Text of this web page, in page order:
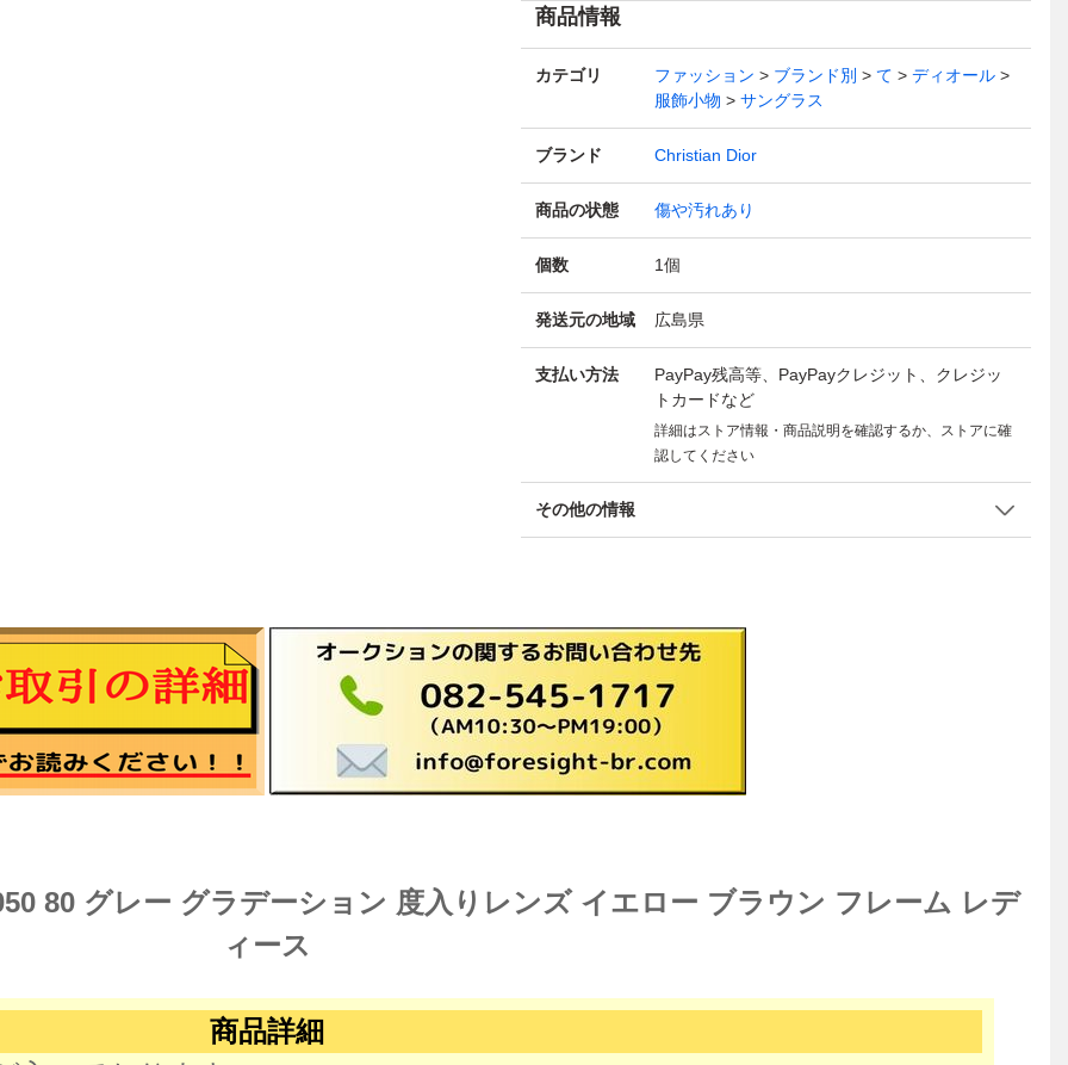
商品情報
カテゴリ ファッション ブランド別 て
ディオール
服飾小物
サングラス
ブランド Christian Dior
商品の状態 傷や汚れあり
個数 1個
発送元の地域 広島県
支払い方法
PayPay残高等、PayPayクレジット、クレジッ
トカードなど
詳細はストア情報・商品説明を確認するか、ストアに確
認してください
その他の情報